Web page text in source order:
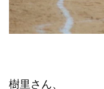
樹里さん、